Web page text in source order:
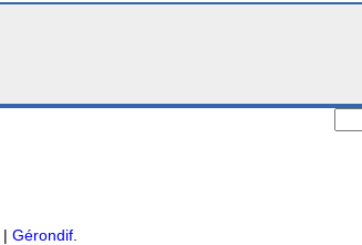
| Gérondif